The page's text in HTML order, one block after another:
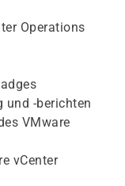
Operations
und -berichten
VMware
vCenter